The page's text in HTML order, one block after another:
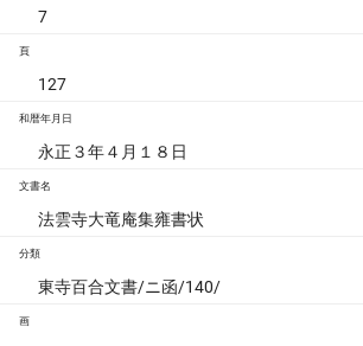
7
頁
127
和暦年月日
永正３年４月１８日
文書名
法雲寺大竜庵集雍書状
分類
東寺百合文書/ニ函/140/
画